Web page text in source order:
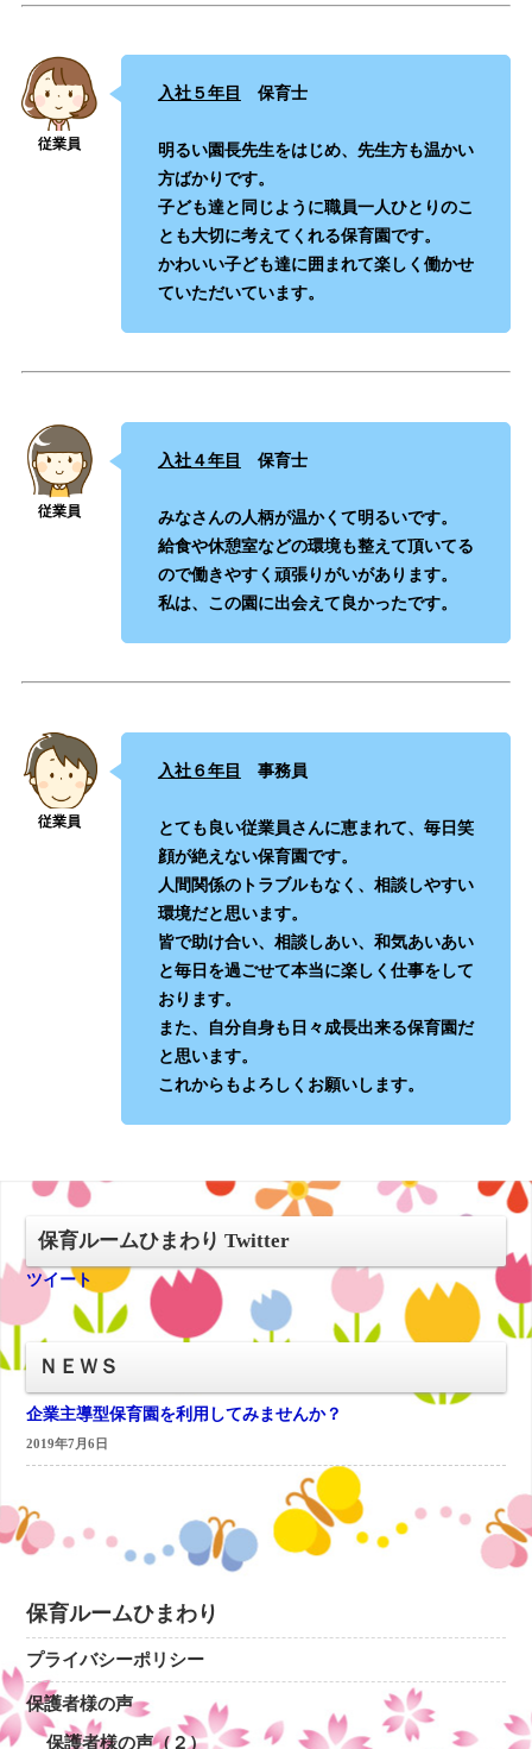
入社５年目 保育士
明るい園長先生をはじめ、先生方も温かい
方ばかりです。
子ども達と同じように職員一人ひとりのこ
とも大切に考えてくれる保育園です。
かわいい子ども達に囲まれて楽しく働かせ
ていただいています。
入社４年目 保育士
みなさんの人柄が温かくて明るいです。
給食や休憩室などの環境も整えて頂いてる
ので働きやすく頑張りがいがあります。
私は、この園に出会えて良かったです。
入社６年目 事務員
とても良い従業員さんに恵まれて、毎日笑
顔が絶えない保育園です。
人間関係のトラブルもなく、相談しやすい
環境だと思います。
皆で助け合い、相談しあい、和気あいあい
と毎日を過ごせて本当に楽しく仕事をして
おります。
また、自分自身も日々成長出来る保育園だ
と思います。
これからもよろしくお願いします。
保育ルームひまわり Twitter
ツイート
ＮＥＷＳ
企業主導型保育園を利用してみませんか？
2019年7月6日
保育ルームひまわり
プライバシーポリシー
保護者様の声
保護者様の声（２）